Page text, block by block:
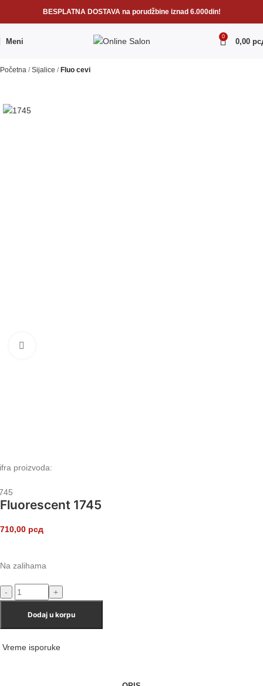
BESPLATNA DOSTAVA na porudžbine iznad 6.000din!
Meni
0
0,00
Početna Sijalice Fluo cevi
proizvoda:
Fluorescent 1745
710,00 рсд
Na zalihama
Dodaj u korpu
Vreme isporuke